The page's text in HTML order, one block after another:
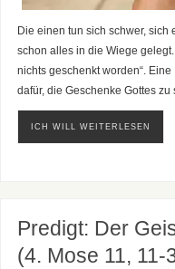
Die einen tun sich schwer,
schon alles in die Wiege
nichts geschenkt worden“.
dafür, die Geschenke Gottes zu
ICH WILL WEITERLESEN
Predigt: Der
(4. Mose 11,